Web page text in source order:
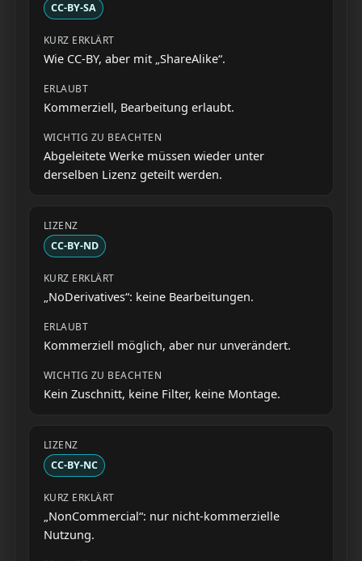
CC-BY-SA
Wie CC-BY, aber mit „ShareAlike“.
Kommerziell, Bearbeitung erlaubt.
Abgeleitete Werke müssen wieder unter
derselben Lizenz geteilt werden.
CC-BY-ND
„NoDerivatives“: keine Bearbeitungen.
Kommerziell möglich, aber nur unverändert.
Kein Zuschnitt, keine Filter, keine Montage.
CC-BY-NC
„NonCommercial“: nur nicht-kommerzielle
Nutzung.